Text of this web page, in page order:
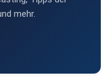
mehr.